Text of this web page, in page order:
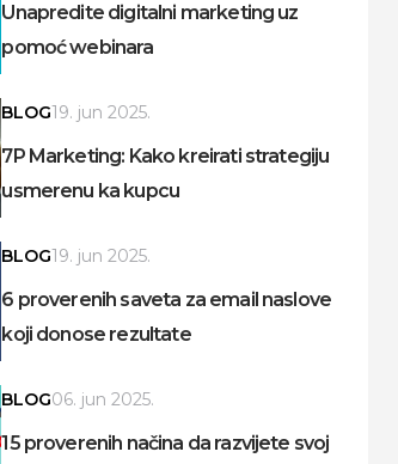
Unapredite digitalni marketing uz
pomoć webinara
BLOG19. jun 2025.
7P Marketing: Kako kreirati strategiju
usmerenu ka kupcu
BLOG19. jun 2025.
6 proverenih saveta za email naslove
koji donose rezultate
BLOG06. jun 2025.
15 proverenih načina da razvijete svoj